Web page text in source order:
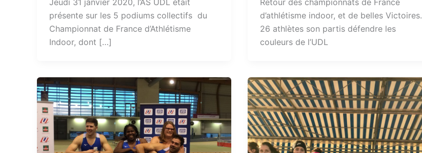
Jeudi 31 janvier 2020, l’AS UDL était
présente sur les 5 podiums collectifs du
Championnat de France d’Athlétisme
Indoor, dont […]
Retour des championnats de France
d’athlétisme indoor, et de belles Victoires.
26 athlètes son partis défendre les
couleurs de l’UDL